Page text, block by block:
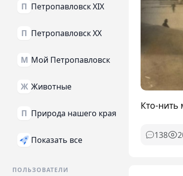
П Петропавловск XIX
П Петропавловск XX
М Мой Петропавловск
Ж Животные
П Природа нашего края
Показать все
ПОЛЬЗОВАТЕЛИ
Кто-нить
138